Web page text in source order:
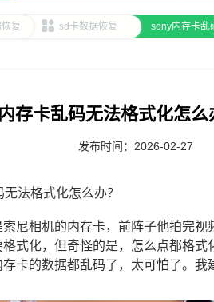
复 sd卡数据恢复 sony内存卡乱
存卡乱码无法格式化怎
发布时间：2026-02-27
法格式化怎么办？
尼相机的内存卡，前阵子他拍完
式化，但奇怪的是，怎么点都格
卡的数据都乱码了，太可怕了。